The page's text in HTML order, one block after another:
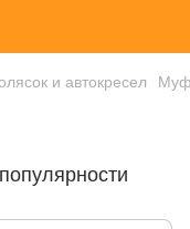
и автокресел